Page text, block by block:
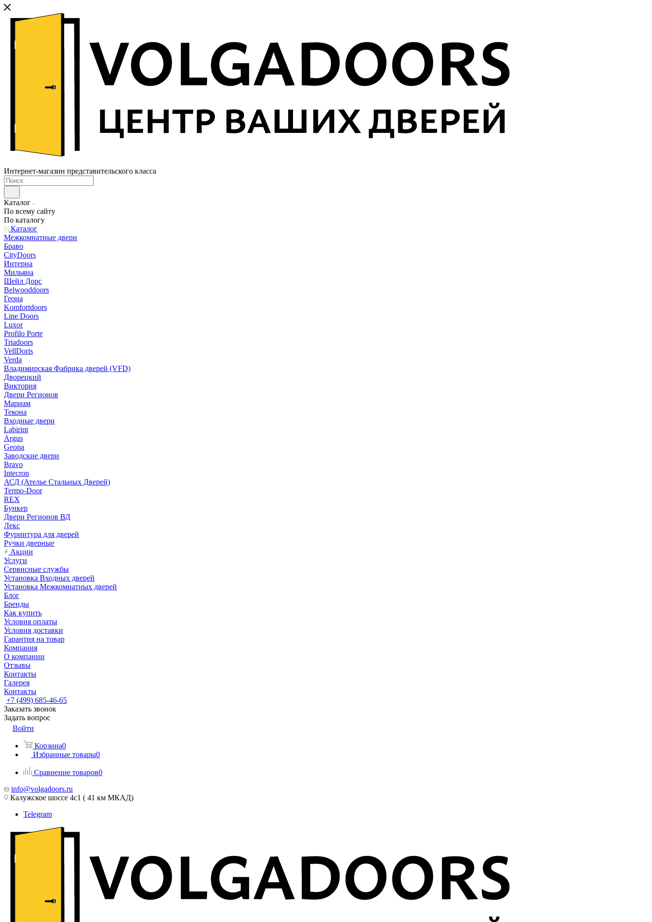
Интернет-магазин представительского класса
Каталог
По всему сайту
По каталогу
Каталог
Межкомнатные двери
Браво
CityDoors
Интерна
Мильяна
Шейл Дорс
Belwooddoors
Геона
Komfortdoors
Line Doors
Luxor
Profilo Porte
Triadoors
VellDoris
Verda
Владимирская Фабрика дверей (VFD)
Дворецкий
Виктория
Двери Регионов
Мариам
Текона
Входные двери
Labirint
Argus
Geona
Заводские двери
Bravo
Intecron
АСД (Ателье Стальных Дверей)
Termo-Door
REX
Бункер
Двери Регионов ВД
Лекс
Фурнитура для дверей
Ручки дверные
Акции
Услуги
Сервисные службы
Установка Входных дверей
Установка Межкомнатных дверей
Блог
Бренды
Как купить
Условия оплаты
Условия доставки
Гарантия на товар
Компания
О компании
Отзывы
Контакты
Галерея
Контакты
+7 (499) 685-46-65
Заказать звонок
Задать вопрос
Войти
Корзина0
Избранные товары0
Сравнение товаров0
info@volgadoors.ru
Калужское шоссе 4с1 ( 41 км МКАД)
Telegram